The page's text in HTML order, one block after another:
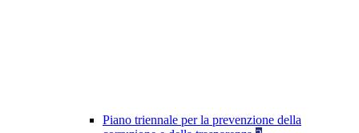
Piano triennale per la prevenzione della